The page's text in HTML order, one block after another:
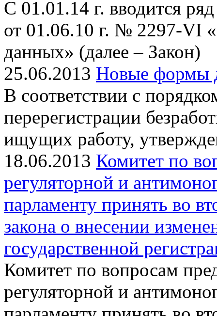
С 01.01.14 г. вводится
от 01.06.10 г. № 2297-VI
данных» (далее – Закон)
25.06.2013 Новые формы
В соответствии с
перерегистрации
ищущих работу,
18.06.2013 Комитет по
регуляторной и
парламенту принять во
закона о внесении
государственной
Комитет по вопросам
регуляторной и